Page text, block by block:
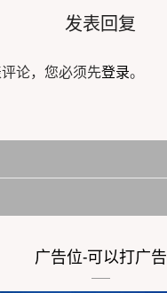
发表回复
论，您必须先登录。
广告位-可以打广告